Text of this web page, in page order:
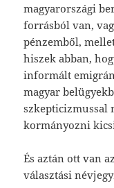
magyarországi
forrásból van,
pénzemből,
hiszek abban,
informált
magyar
szkepticizmussal
kormányozni
És aztán ott van
választási